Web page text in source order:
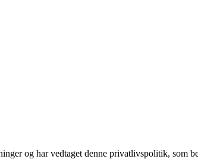
og har vedtaget denne privatlivspolitik, som